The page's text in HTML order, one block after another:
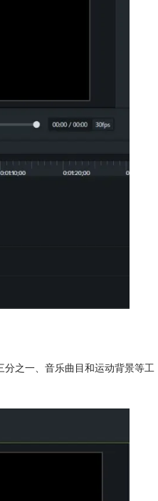
分之一、音乐曲目和运动背景等工